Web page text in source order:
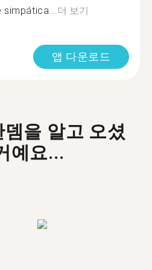
simpática...더 보기
앱 다운로드
을 알고 오셨
예요...